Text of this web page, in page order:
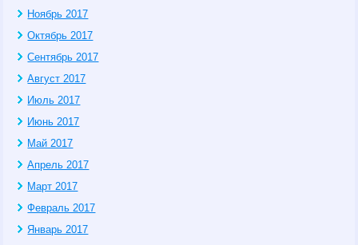
Ноябрь 2017
Октябрь 2017
Сентябрь 2017
Август 2017
Июль 2017
Июнь 2017
Май 2017
Апрель 2017
Март 2017
Февраль 2017
Январь 2017